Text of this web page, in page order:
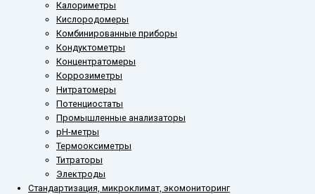
Калориметры
Кислородомеры
Комбинированные приборы
Кондуктометры
Концентратомеры
Коррозиметры
Нитратомеры
Потенциостаты
Промышленные анализаторы
рН-метры
Термооксиметры
Титраторы
Электроды
Стандартизация, микроклимат, экомониторинг